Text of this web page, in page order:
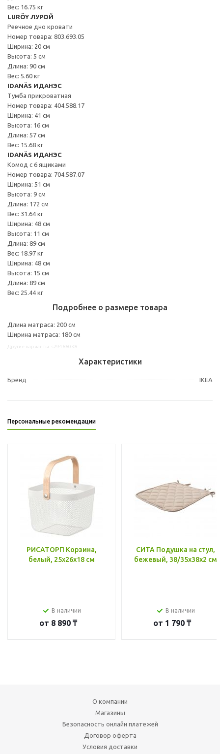
Вес: 16.75 кг
LURÖY ЛУРОЙ
Реечное дно кровати
Номер товара: 803.693.05
Ширина: 20 см
Высота: 5 см
Длина: 90 см
Вес: 5.60 кг
IDANÄS ИДАНЭС
Тумба прикроватная
Номер товара: 404.588.17
Ширина: 41 см
Высота: 16 см
Длина: 57 см
Вес: 15.68 кг
IDANÄS ИДАНЭС
Комод с 6 ящиками
Номер товара: 704.587.07
Ширина: 51 см
Высота: 9 см
Длина: 172 см
Вес: 31.64 кг
Ширина: 48 см
Высота: 11 см
Длина: 89 см
Вес: 18.97 кг
Ширина: 48 см
Высота: 15 см
Длина: 89 см
Вес: 25.44 кг
Подробнее о размере товара
Длина матраса: 200 см
Ширина матраса: 180 см
Характеристики
Бренд IKEA
Персональные рекомендации
РИСАТОРП Корзина,
белый, 25x26x18 см
В наличии
от 8 890 ₸
СИТА Подушка на стул,
бежевый, 38/35x38x2 см
В наличии
от 1 790 ₸
О компании
Магазины
Безопасность онлайн платежей
Договор оферта
Условия доставки